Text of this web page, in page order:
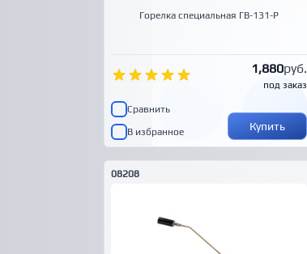
Горелка специальная ГВ-131-Р
1,880руб.
под заказ
Сравнить
В избранное
Купить
08208